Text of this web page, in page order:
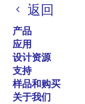
返回
产品
应用
设计资源
支持
样品和购买
关于我们
屑过时
Codec